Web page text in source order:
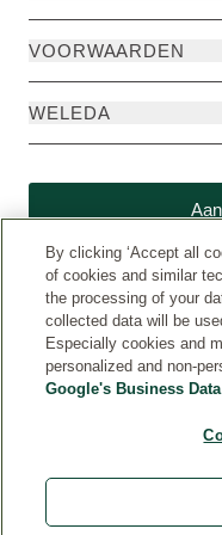
VOORWAARDEN
WELEDA
Weleda International
By clicking ‘Accept all
of cookies and similar
the processing of your
collected data will be
Especially cookies and
personalized and non-
Google's Business